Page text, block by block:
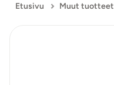
Etusivu Muut tuotteet